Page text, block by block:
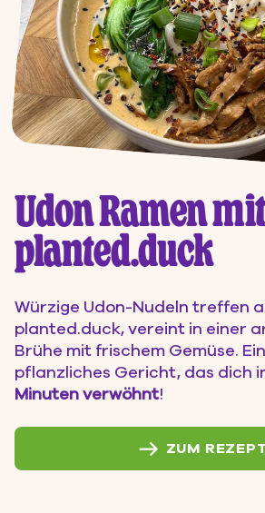
Udon Ramen
planted.duck
Würzige Udon-Nudeln treffen
planted.duck, vereint in einer
Brühe mit frischem Gemüse.
pflanzliches Gericht, das dich
Minuten verwöhnt!
ZUM